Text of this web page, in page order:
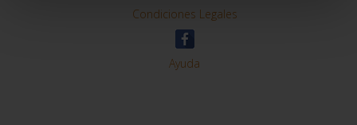
Condiciones Legales
Ayuda